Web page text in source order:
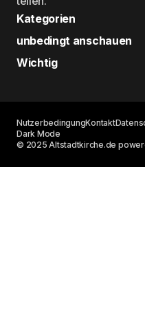
Kategorien
unbedingt anschauen
Wichtig
© 2025 Altstadtkirche.de
NutzerbedingungKontakt
Dark Mode